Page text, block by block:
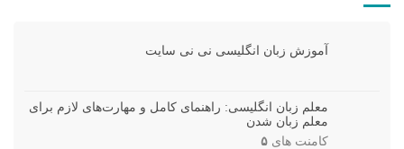
آموزش زبان انگلیسی نی نی سایت
معلم زبان انگلیسی: راهنمای کامل و مهارت‌های لازم برای
معلم زبان شدن
کامنت های ۵